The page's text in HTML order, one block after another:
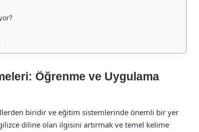
Öğrenme ve Uygulama
biridir ve eğitim sistemlerinde önemli bir yer
diline olan ilgisini artırmak ve temel kelime